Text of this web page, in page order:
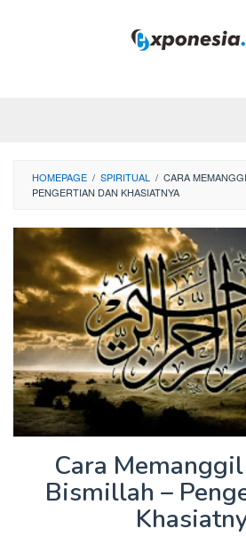
HOMEPAGE / SPIRITUAL / CARA
PENGERTIAN DAN KHASIATNYA
Cara
Bismillah –